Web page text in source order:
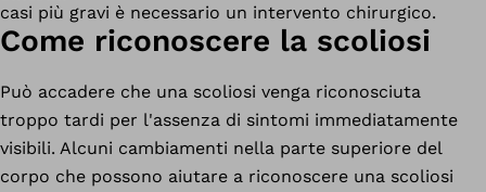
casi più gravi è necessario un intervento chirurgico.
Come riconoscere la scoliosi
Può accadere che una scoliosi venga riconosciuta
troppo tardi per l'assenza di sintomi immediatamente
visibili. Alcuni cambiamenti nella parte superiore del
corpo che possono aiutare a riconoscere una scoliosi